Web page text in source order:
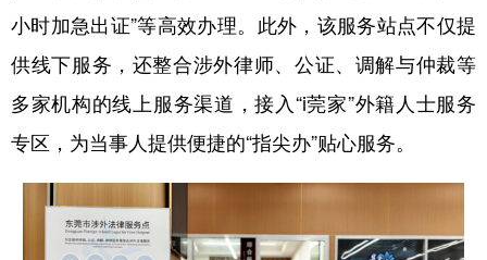
小时加急出证”等高效办理。此外，该服务站点不仅提
供线下服务，还整合涉外律师、公证、调解与仲裁等
多家机构的线上服务渠道，接入“i莞家”外籍人士服务
专区，为当事人提供便捷的“指尖办”贴心服务。